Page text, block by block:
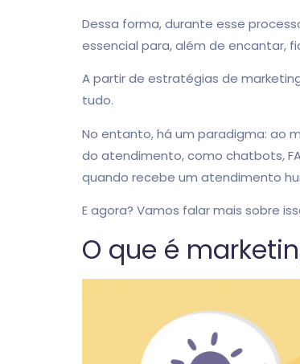
Dessa forma, durante esse
essencial para, além de encantar,
A partir de estratégias de
tudo.
No entanto, há um paradigma: ao
do atendimento, como chatbots,
quando recebe um atendimento
E agora? Vamos falar mais sobre
O que é